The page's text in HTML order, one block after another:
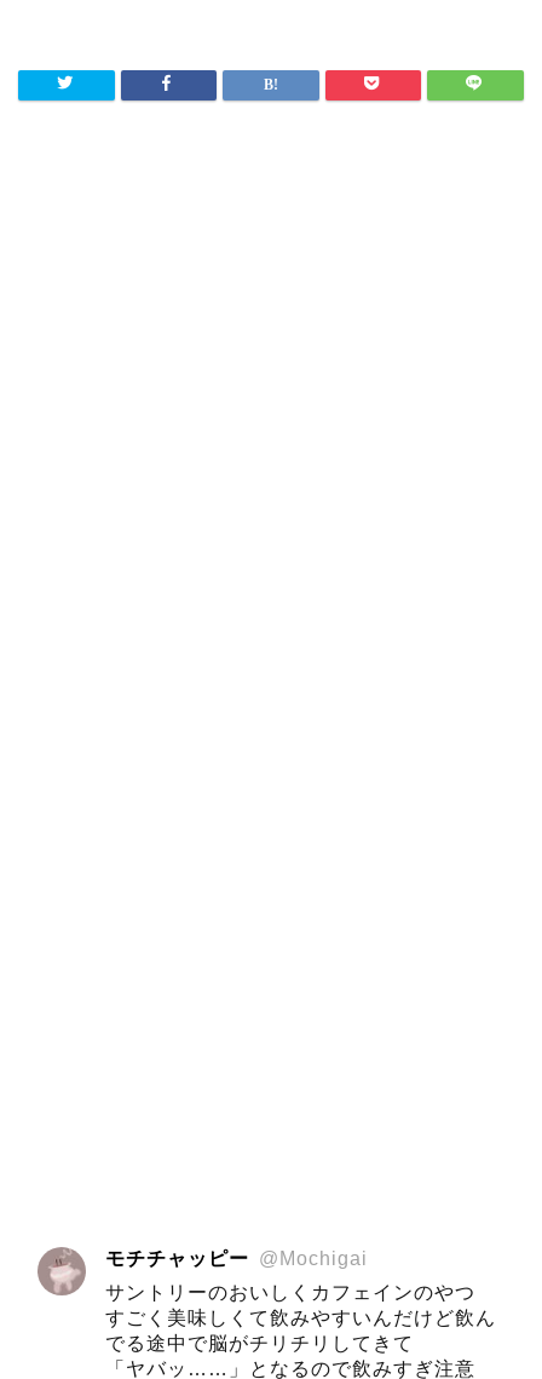
モチチャッピー @Mochigai
サントリーのおいしくカフェインのやつ
すごく美味しくて飲みやすいんだけど飲ん
でる途中で脳がチリチリしてきて
「ヤバッ……」となるので飲みすぎ注意